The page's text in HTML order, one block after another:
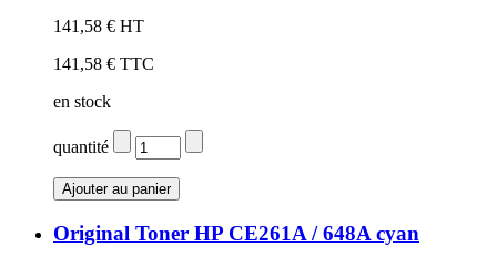
141,58 € HT
141,58 € TTC
en stock
quantité
Original Toner HP CE261A / 648A cyan